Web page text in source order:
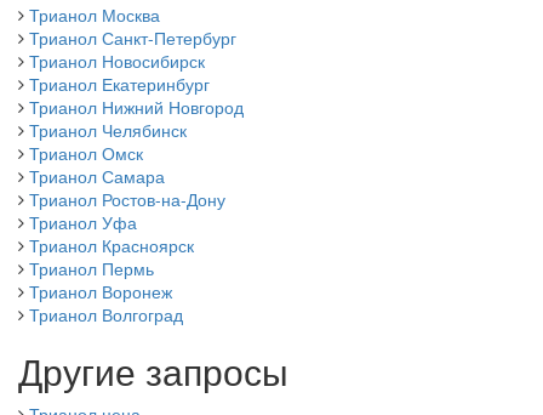
Трианол Москва
Трианол Санкт-Петербург
Трианол Новосибирск
Трианол Екатеринбург
Трианол Нижний Новгород
Трианол Челябинск
Трианол Омск
Трианол Самара
Трианол Ростов-на-Дону
Трианол Уфа
Трианол Красноярск
Трианол Пермь
Трианол Воронеж
Трианол Волгоград
Другие запросы